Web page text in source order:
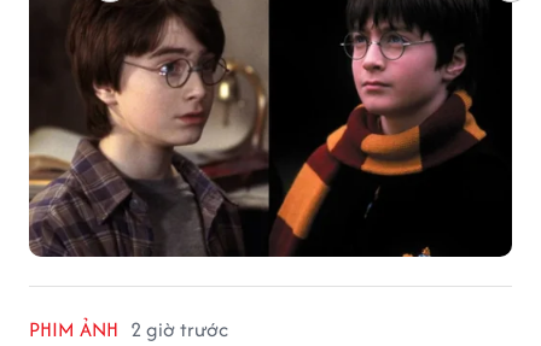
PHIM ẢNH 2 giờ trước